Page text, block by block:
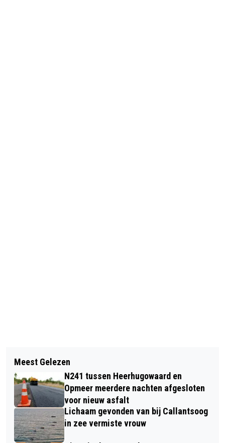
GROENE COMBINATIE ONDERNEEMT
ACTIE RICHTING ICOMOS OVER
PLANNEN A8-A9
FIETSER MET SPOED NAAR
ZIEKENHUIS NA AANRIJDING IN
ALKMAAR
Meest Gelezen
N241 tussen Heerhugowaard en
Opmeer meerdere nachten afgesloten
voor nieuw asfalt
Lichaam gevonden van bij Callantsoog
in zee vermiste vrouw